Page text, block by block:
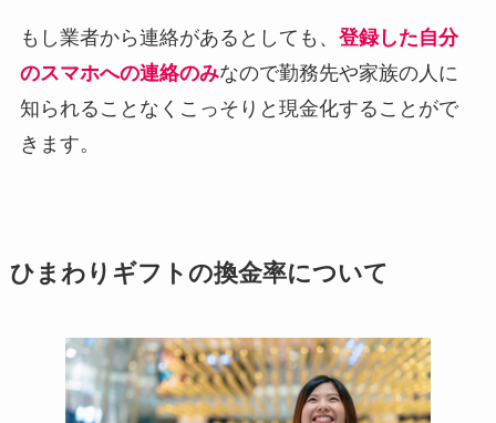
もし業者から連絡があるとしても、 登録した自分
のスマホへの連絡のみなので勤務先や家族の人に
知られることなくこっそりと現金化することがで
きます。
ひまわりギフトの換金率について